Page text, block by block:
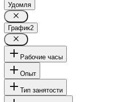
Удомля
График2
Рабочие часы
Опыт
Тип занятости